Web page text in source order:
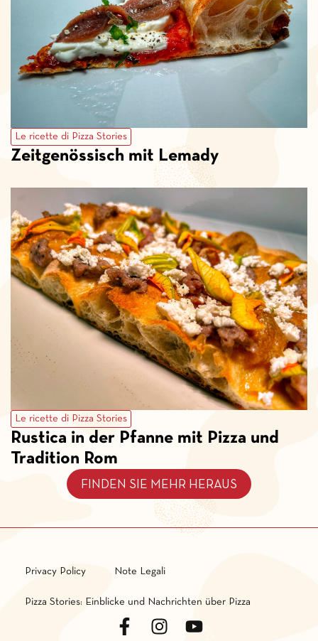
Le ricette di Pizza Stories
Zeitgenössisch mit Lemady
Le ricette di Pizza Stories
Rustica in der Pfanne mit Pizza und
Tradition Rom
FINDEN SIE MEHR HERAUS
Privacy Policy Note Legali
Pizza Stories: Einblicke und Nachrichten über Pizza